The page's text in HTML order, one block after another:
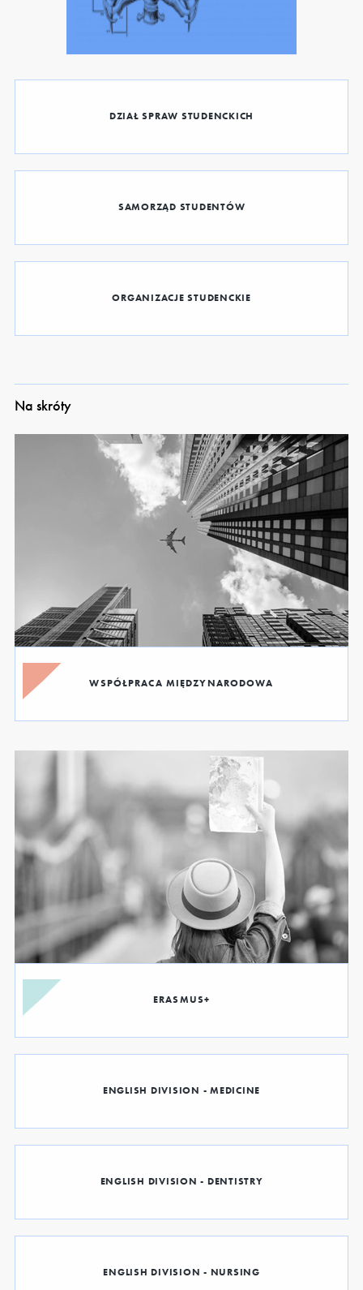
DZIAŁ SPRAW STUDENCKICH
SAMORZĄD STUDENTÓW
ORGANIZACJE STUDENCKIE
Na skróty
WSPÓŁPRACA MIĘDZYNARODOWA
ERASMUS+
ENGLISH DIVISION - MEDICINE
ENGLISH DIVISION - DENTISTRY
ENGLISH DIVISION - NURSING